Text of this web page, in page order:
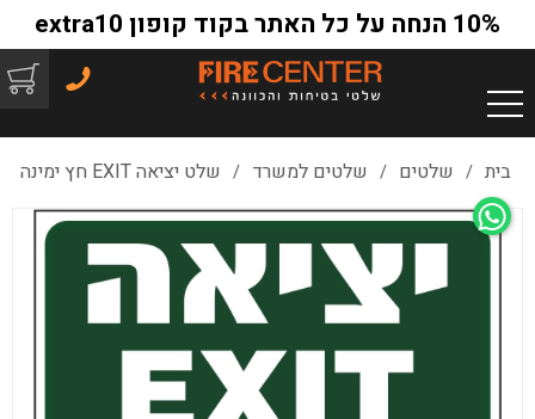
10% הנחה על כל האתר בקוד קופון extra10
בית / שלטים / שלטים למשרד / שלט יציאה EXIT חץ ימינה